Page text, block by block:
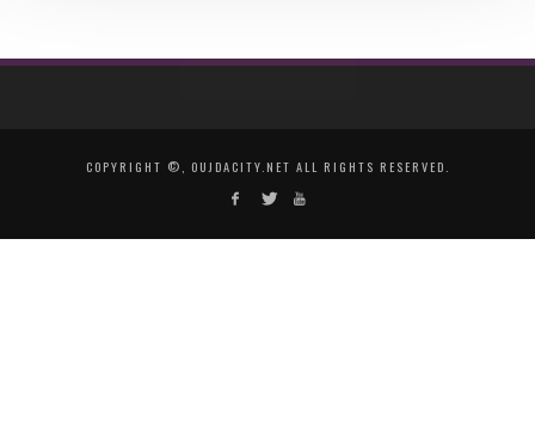
COPYRIGHT ©, OUJDACITY.NET ALL RIGHTS RESERVED.